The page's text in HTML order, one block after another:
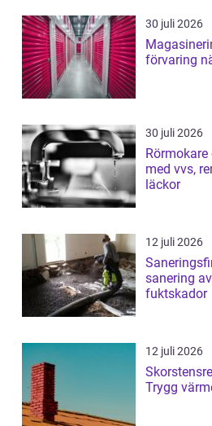
30 juli 2026
Magasinering
förvaring
30 juli 2026
Rörmokare
med vvs,
läckor
12 juli 2026
sanering
fuktskador
12 juli 2026
Trygg